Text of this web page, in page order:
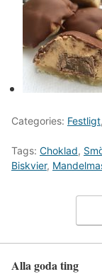
Categories: Festligt,
Tags: Choklad,
Biskvier,
Alla goda ting